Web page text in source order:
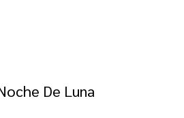
De Luna